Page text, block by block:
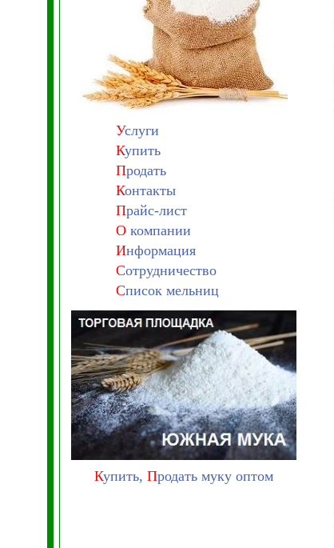
Услуги
Купить
Продать
Контакты
Прайс-лист
Окомпании
Информация
Сотрудничество
Список мельниц
Купить, Продать муку оптом